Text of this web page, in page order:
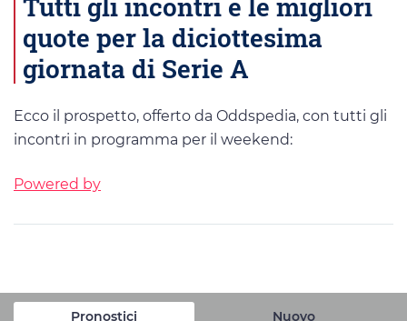
quote per la diciottesima
giornata di Serie A
Ecco il prospetto, offerto da Oddspedia, con tutti gli
incontri in programma per il weekend:
Powered by
Pronostici Nuovo